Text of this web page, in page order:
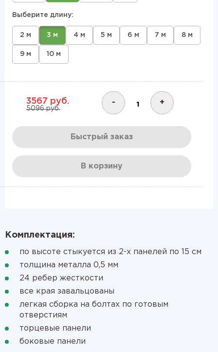
Выберите длину:
2 м 3 м 4 м 5 м 6 м 7 м 8 м
9 м 10 м
3567 руб.
5096 руб.
- +
Быстрый заказ
В корзину
Комплектация:
по высоте стыкуется из 2-х панелей по 15 см
толщина металла 0,5 мм
24 ребер жесткости
все края завальцованы
легкая сборка на болтах по готовым
отверстиям
торцевые панели
боковые панели